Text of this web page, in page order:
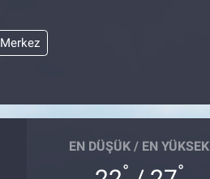
Merkez
EN DÜŞÜK / EN YÜKSEK
° °